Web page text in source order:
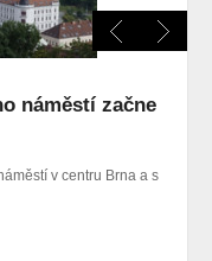
náměstí začne
v centru Brna a s